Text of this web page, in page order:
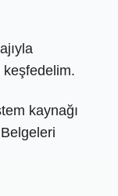
keşfedelim.
kaynağı